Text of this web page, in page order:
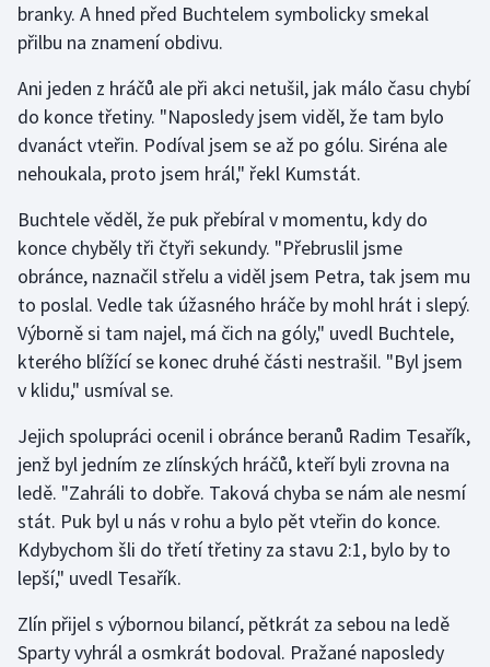
Házená
Judo
Krasobruslení
Lezení
Lyže a snowboard
Moderní pětiboj
Motorsport
Olympijské hry
Parasport
Plavání
Plážový volejbal
Ragby
branky. A hned před Buchtelem symbolicky smekal
přilbu na znamení obdivu.
Ani jeden z hráčů ale při akci netušil, jak málo času chybí
do konce třetiny. "Naposledy jsem viděl, že tam bylo
dvanáct vteřin. Podíval jsem se až po gólu. Siréna ale
nehoukala, proto jsem hrál," řekl Kumstát.
Buchtele věděl, že puk přebíral v momentu, kdy do
konce chyběly tři čtyři sekundy. "Přebruslil jsme
obránce, naznačil střelu a viděl jsem Petra, tak jsem mu
to poslal. Vedle tak úžasného hráče by mohl hrát i slepý.
Výborně si tam najel, má čich na góly," uvedl Buchtele,
kterého blížící se konec druhé části nestrašil. "Byl jsem
v klidu," usmíval se.
Jejich spolupráci ocenil i obránce beranů Radim Tesařík,
jenž byl jedním ze zlínských hráčů, kteří byli zrovna na
ledě. "Zahráli to dobře. Taková chyba se nám ale nesmí
stát. Puk byl u nás v rohu a bylo pět vteřin do konce.
Kdybychom šli do třetí třetiny za stavu 2:1, bylo by to
lepší," uvedl Tesařík.
Zlín přijel s výbornou bilancí, pětkrát za sebou na ledě
Sparty vyhrál a osmkrát bodoval. Pražané naposledy